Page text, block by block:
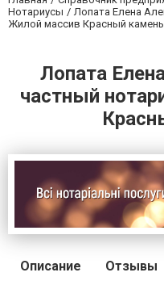
Нотариусы
Лопата Елена
Жилой массив Красный камень
Лопата
частный
Описание Отзывы